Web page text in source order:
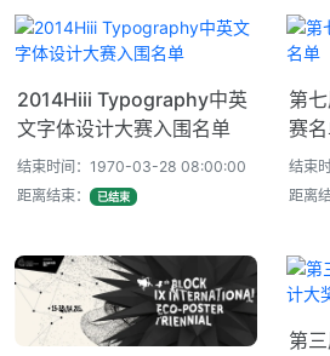
2014Hiii Typography中英
文字体设计大赛入围名单
结束时间：1970-03-28 08:00:00
距离结束：
已结束
第
赛
结束
距离
第